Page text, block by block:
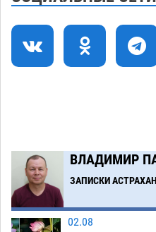
стартовали на
12:16
В астраханском
машину свекрови
ВЛАДИМИР
ЗАПИСКИ
02.08